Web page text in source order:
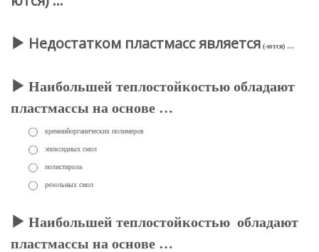
Недостатком пластмасс является (-ются) …
Наибольшей теплостойкостью обладают
пластмассы на основе …
кремнийорганических полимеров
эпоксидных смол
полистирола
резольных смол
Наибольшей теплостойкостью обладают
пластмассы на основе …